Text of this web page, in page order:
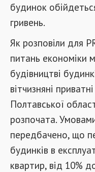
будинок
гривень.
Як розповіли для
питань економіки
будівництві
вітчизняні
Полтавської
розпочата.
передбачено, що
будинків в
квартир, від 10%